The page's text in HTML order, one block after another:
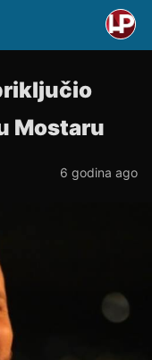
Mostaru
6 godina ago